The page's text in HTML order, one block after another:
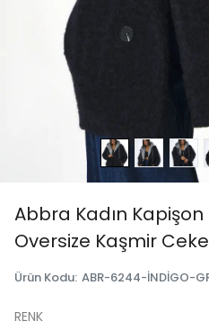
Abbra Kadın Kapişon
Oversize Kaşmir
Ürün Kodu: ABR-6244-İNDİGO-
RENK